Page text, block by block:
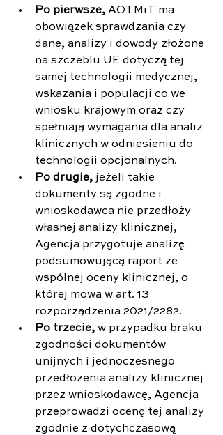
Po pierwsze, AOTMiT ma
obowiązek sprawdzania czy
dane, analizy i dowody złożone
na szczeblu UE dotyczą tej
samej technologii medycznej,
wskazania i populacji co we
wniosku krajowym oraz czy
spełniają wymagania dla analiz
klinicznych w odniesieniu do
technologii opcjonalnych.
Po drugie, jeżeli takie
dokumenty są zgodne i
wnioskodawca nie przedłoży
własnej analizy klinicznej,
Agencja przygotuje analizę
podsumowującą raport ze
wspólnej oceny klinicznej, o
której mowa w art. 13
rozporządzenia 2021/2282.
Po trzecie, w przypadku braku
zgodności dokumentów
unijnych i jednoczesnego
przedłożenia analizy klinicznej
przez wnioskodawcę, Agencja
przeprowadzi ocenę tej analizy
zgodnie z dotychczasową